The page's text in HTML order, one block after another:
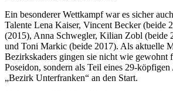
Ein besonderer Wettkampf war es sicher
Talente Lena Kaiser, Vincent Becker (beide
(2015), Anna Schwegler, Kilian Zobl (beide
und Toni Markic (beide 2017). Als aktuelle
Bezirkskaders gingen sie nicht wie gewohnt
Poseidon, sondern als Teil eines 29-
„Bezirk Unterfranken“ an den Start.